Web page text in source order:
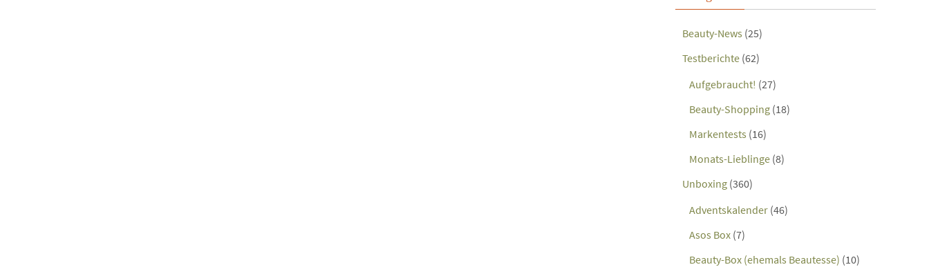
Beauty-News (25)
Testberichte (62)
Aufgebraucht! (27)
Beauty-Shopping (18)
Markentests (16)
Monats-Lieblinge (8)
Unboxing (360)
Adventskalender (46)
Asos Box (7)
Beauty-Box (ehemals Beautesse) (10)